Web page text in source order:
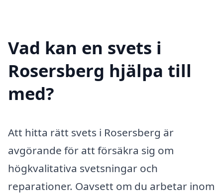
Vad kan en svets i
Rosersberg hjälpa till
med?
Att hitta rätt svets i Rosersberg är
avgörande för att försäkra sig om
högkvalitativa svetsningar och
reparationer. Oavsett om du arbetar inom